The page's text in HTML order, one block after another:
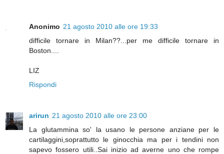
Anonimo 21 agosto 2010 alle ore 19:33
difficile tornare in Milan??...per me difficile tornare in
Boston....
LIZ
Rispondi
arirun 21 agosto 2010 alle ore 23:00
La glutammina so' la usano le persone anziane per le
cartilaggini,soprattutto le ginocchia ma per i tendini non
sapevo fossero utili..Sai inizio ad averne uno che rompe